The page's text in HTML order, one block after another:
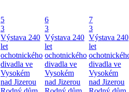
5
3
Výstava 240
let
ochotnického
divadla ve
Vysokém
nad Jizerou
6
3
Výstava 240
let
ochotnického
divadla ve
Vysokém
nad Jizerou
7
3
Výstava 240
let
divadla ve
Vysokém
nad Jizerou